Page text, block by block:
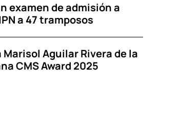
examen de admisión a
a 47 tramposos
Aguilar Rivera de la
CMS Award 2025